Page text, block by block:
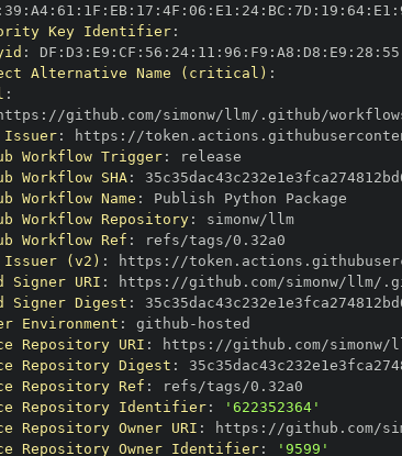
: 39 : A4: 61 : 1F : EB: 17 : 4F : 06 : E1 : 24: BC : 7D : 19 : 64: E1 :
Key Identifier:
: DF : D3 : E9 : CF : 56 : 24: 11 : 96 : F9 : A8 : D8 : E9 : 28 : 55
Alternative Name (critical) :
:
:
Issuer: https :
Workflow Trigger:
Workflow SHA:
Workflow Name :
Workflow Repository:
simonw/llm
Workflow Ref :
Issuer (v2) : https :
Signer URI : https :
Signer Digest :
Environment : github -
Repository URI : https :
Repository Digest :
Repository Ref :
Repository Identifier:
'622352364'
Repository Owner URI : https :
Repository Owner Identifier: '9599'